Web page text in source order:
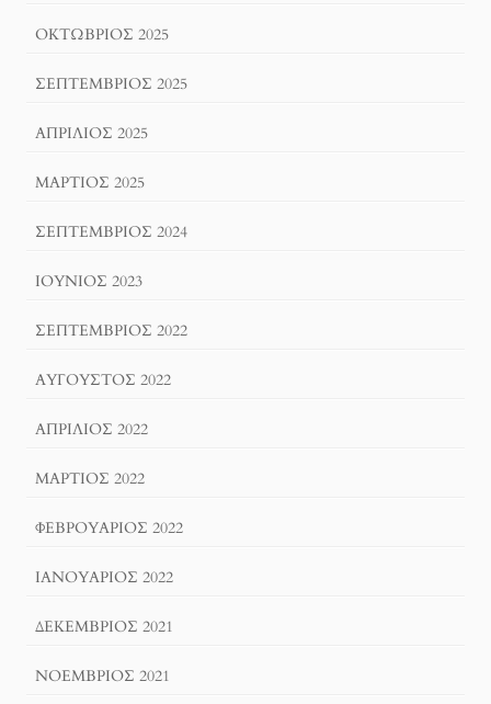
ΟΚΤΏΒΡΙΟΣ 2025
ΣΕΠΤΈΜΒΡΙΟΣ 2025
ΑΠΡΊΛΙΟΣ 2025
ΜΆΡΤΙΟΣ 2025
ΣΕΠΤΈΜΒΡΙΟΣ 2024
ΙΟΎΝΙΟΣ 2023
ΣΕΠΤΈΜΒΡΙΟΣ 2022
ΑΎΓΟΥΣΤΟΣ 2022
ΑΠΡΊΛΙΟΣ 2022
ΜΆΡΤΙΟΣ 2022
ΦΕΒΡΟΥΆΡΙΟΣ 2022
ΙΑΝΟΥΆΡΙΟΣ 2022
ΔΕΚΈΜΒΡΙΟΣ 2021
ΝΟΈΜΒΡΙΟΣ 2021